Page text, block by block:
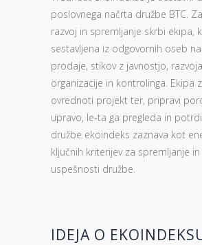
poslovnega načrta družbe BTC.
razvoj in spremljanje skrbi ekipa,
sestavljena iz odgovornih oseb
prodaje, stikov z javnostjo,
organizacije in kontrolinga. Ekipa
ovrednoti projekt ter, pripravi
upravo, le-ta ga pregleda in
družbe ekoindeks zaznava kot
ključnih kriterijev za spremljanje
uspešnosti družbe.
IDEJA O